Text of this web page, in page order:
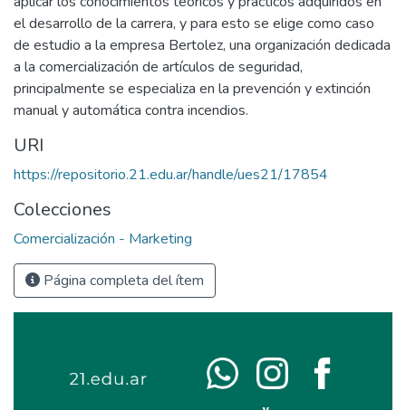
el desarrollo de la carrera, y para esto se elige como caso
de estudio a la empresa Bertolez, una organización dedicada
a la comercialización de artículos de seguridad,
principalmente se especializa en la prevención y extinción
manual y automática contra incendios.
URI
https://repositorio.21.edu.ar/handle/ues21/17854
Colecciones
Comercialización - Marketing
Página completa del ítem